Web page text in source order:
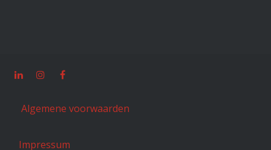
Algemene voorwaarden
Impressum